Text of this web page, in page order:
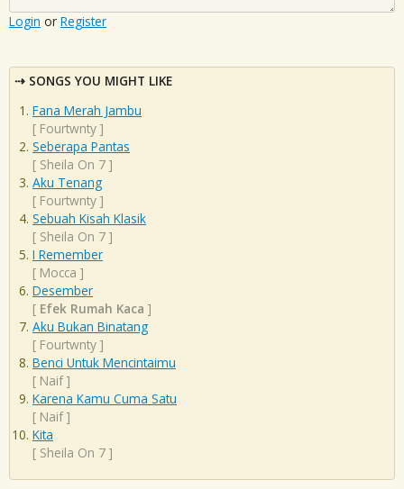
Login or Register
SONGS YOU MIGHT LIKE
Fana Merah Jambu
[ Fourtwnty ]
Seberapa Pantas
[ Sheila On 7 ]
Aku Tenang
[ Fourtwnty ]
Sebuah Kisah Klasik
[ Sheila On 7 ]
I Remember
[ Mocca ]
Desember
[ Efek Rumah Kaca ]
Aku Bukan Binatang
[ Fourtwnty ]
Benci Untuk Mencintaimu
[ Naif]
Karena Kamu Cuma Satu
[ Naif]
Kita
[ Sheila On 7 ]